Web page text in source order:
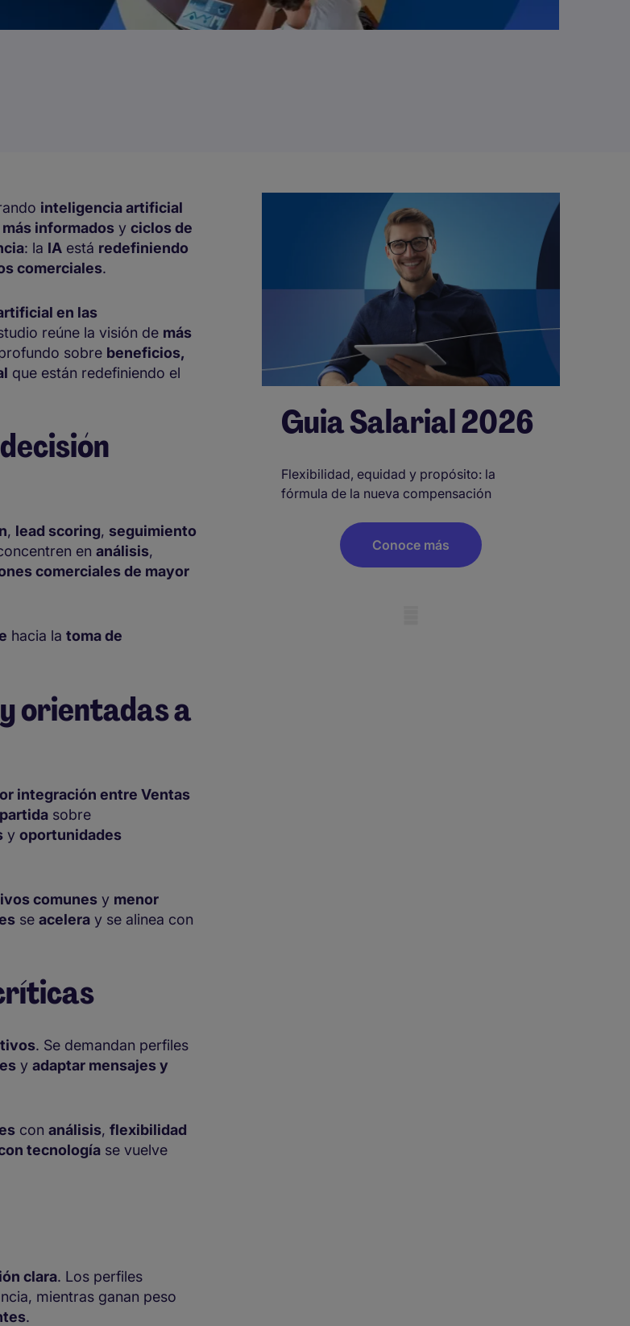
inteligencia artificial
informados y ciclos de
: la IA está redefiniendo
comerciales.
en las
reúne la visión de más
sobre beneficios,
que están redefiniendo el
, lead scoring, seguimiento
en análisis,
comerciales de mayor
hacia la toma de
orientadas a
integración entre Ventas
sobre
y oportunidades
comunes y menor
se acelera y se alinea con
. Se demandan perfiles
y adaptar mensajes y
con análisis, flexibilidad
tecnología se vuelve
clara. Los perfiles
mientras ganan peso
.
Guia Salarial 2026
Flexibilidad, equidad y propósito: la
fórmula de la nueva compensación
Conoce más